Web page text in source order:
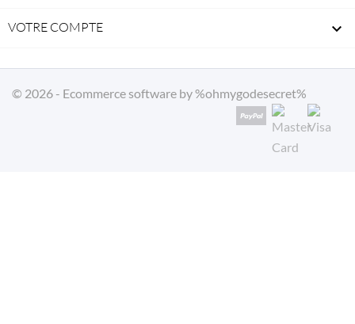
VOTRE COMPTE 
© 2026 - Ecommerce software by %ohmygodesecret%